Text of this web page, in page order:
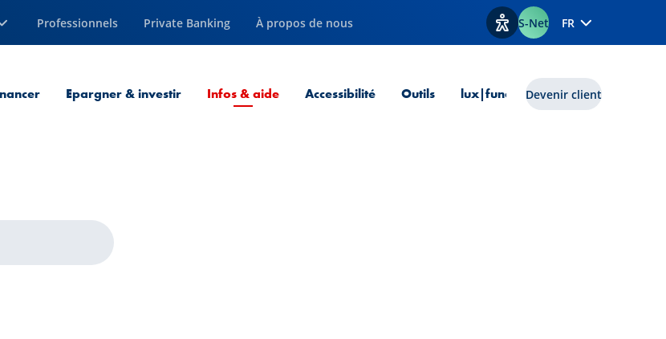
Professionnels Private Banking À propos de nous Afficher les options
S-Net FR
Epargner & investir Infos & aidePage courante
Accessibilité Outils lux|funds Devenir client